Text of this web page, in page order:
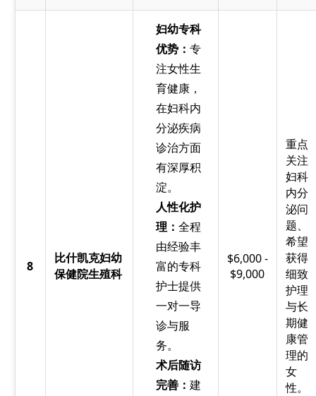
8
比什凯克妇幼
保健院生殖科
妇幼专科
优势： 专
注女性生
育健康，
在妇科内
分泌疾病
诊治方面
有深厚积
淀。
人性化护
理： 全程
由经验丰
富的专科
护士提供
一对一导
诊与服
务。
术后随访
完善： 建
$6,000 -
$9,000
重点
关注
妇科
内分
泌问
题、
希望
获得
细致
护理
与长
期健
康管
理的
女
性。